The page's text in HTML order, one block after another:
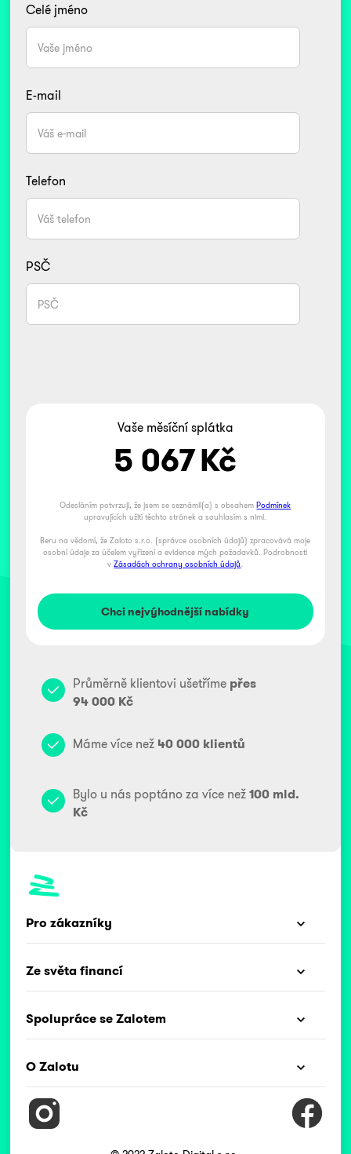
Celé jméno
E-mail
Telefon
PSČ
Vaše měsíční splátka
5 067Kč
Odesláním potvrzuji, že jsem se seznámil(a) s obsahem Podmínek
upravujících užití těchto stránek a souhlasím s nimi.
Beru na vědomí, že Zaloto s.r.o. (správce osobních údajů) zpracovává moje
osobní údaje za účelem vyřízení a evidence mých požadavků. Podrobnosti
vZásadách ochrany osobních údajů.
Průměrně klientovi ušetříme přes
94 000 Kč
Máme více než 40 000 klientů
Bylo u nás poptáno za více než 100 mld.
Kč
Pro zákazníky
Ze světa financí
Spolupráce se Zalotem
O Zalotu